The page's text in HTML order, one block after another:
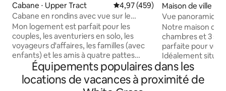
Cabane ⋅ Upper Tract Évaluation moyenne sur la
4,97 (459)
Cabane en rondins avec vue sur le
Potomac à Smoke Hole avec wifi
Mon logement est parfait pour les
couples, les aventuriers en solo, les
voyageurs d'affaires, les familles (avec
enfants) et les amis à quatre pattes
(animaux de compagnie). J'ai des frais
de 50,00 $ par animal de compagnie
jusqu'à 2 chiens seulement. Il est situé
Maison de ville ⋅
nty
Vue
acceptés
Notre maison de
chambres et 3
parfaite pour
Idéalement
quelques
Timberline
Resort, des
Équipements populaires dans les
locations de vacances à proximité de